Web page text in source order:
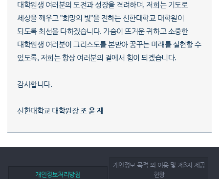
대학원생 여러분의 도전과 성장을 격려하며, 저희는 기도로
세상을 깨우고 "희망의 빛"을 전하는 신한대학교 대학원이
되도록 최선을 다하겠습니다. 가슴이 뜨거운 귀하고 소중한
대학원생 여러분이 그리스도를 본받아 꿈꾸는 미래를 실현할 수
있도록, 저희는 항상 여러분의 곁에서 힘이 되겠습니다.
감사합니다.
신한대학교 대학원장 조 윤 재
개인정보처리방침
개인정보 목적 외 이용 및 제3자 제공
현황